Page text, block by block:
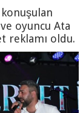
oyuncu Ata
reklamı oldu.